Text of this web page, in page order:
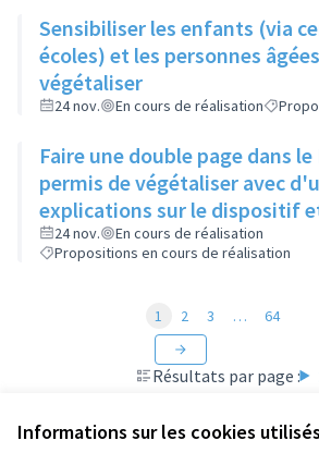
Informations sur les cookies
Sensibiliser les enfants (via
écoles) et les personnes
végétaliser
24 nov. En cours de réalisation
Faire une double page dans
permis de végétaliser avec
explications sur le dispositif
côté des exemples concrets de
investir
24 nov.
En cours de réalisation
Propositions en cours de réalisation
Résultats par page :
1 2 3 … 64